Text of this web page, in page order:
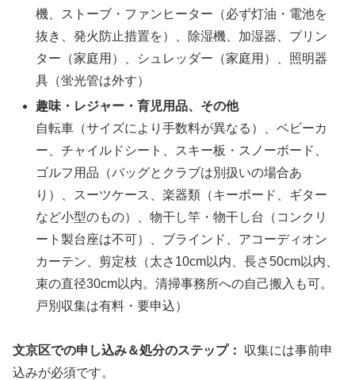
機、ストーブ・ファンヒーター（必ず灯油・電池を
抜き、発火防止措置を）、除湿機、加湿器、プリン
ター（家庭用）、シュレッダー（家庭用）、照明器
具（蛍光管は外す）
趣味・レジャー・育児用品、その他
自転車（サイズにより手数料が異なる）、ベビーカ
ー、チャイルドシート、スキー板・スノーボード、
ゴルフ用品（バッグとクラブは別扱いの場合あ
り）、スーツケース、楽器類（キーボード、ギター
など小型のもの）、物干し竿・物干し台（コンクリ
ート製台座は不可）、ブラインド、アコーディオン
カーテン、剪定枝（太さ10cm以内、長さ50cm以内、
束の直径30cm以内。清掃事務所への自己搬入も可。
戸別収集は有料・要申込）
文京区での申し込み＆処分のステップ：
収集には事前申
込みが必須です。